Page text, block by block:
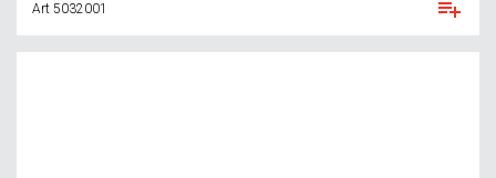
Art 5032001